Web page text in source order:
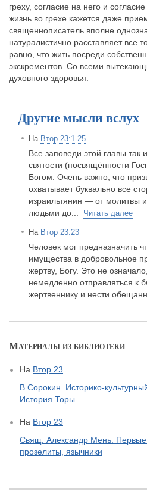
греху, согласие на него и
жизнь во грехе кажется даже
священнописатель вполне
натуралистично расставляет все
равно, что жить посреди
экскрементов. Со всеми
духовного здоровья.
Другие мысли вслух
На Втор 23:1-25
Все заповеди этой главы так
святости (посвящённости
Богом. Очень важно, что
охватывает буквально все
израильтянин — от молитвы
людьми до... Читать далее
На Втор 23:23
Человек мог предназначить
имущества в добровольное
жертву, Богу. Это не
немедленно отправляться к
жертвеннику и нести
Материалы из библиотеки
На Втор 23
В.Сорокин. Историко-
История Торы
На Втор 23
Свящ. Александр Мень.
прозелиты, язычники